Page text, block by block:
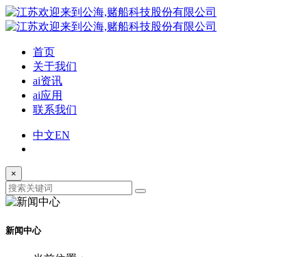
首页
关于我们
ai资讯
ai应用
联系我们
中文EN
×
新闻中心